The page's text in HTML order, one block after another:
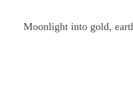
Moonlight into gold,